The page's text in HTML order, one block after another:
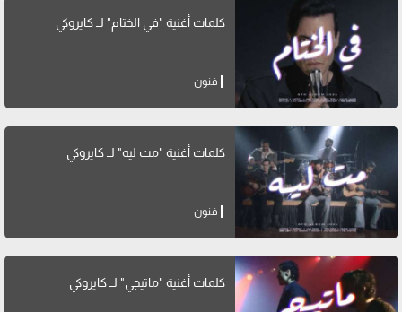
كلمات أغنية "في الختام" لــ كايروكي
فنون
كلمات أغنية "مت ليه" لــ كايروكي
فنون
كلمات أغنية "ماتيجي" لــ كايروكي